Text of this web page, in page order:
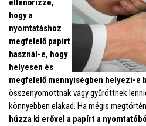
ellenőrizze,
hogy a
nyomtatáshoz
megfelelő papírt
használ-e, hogy
helyesen és
megfelelő mennyiségben helyezi-e
összenyomottnak vagy gyűröttnek
könnyebben elakad. Ha mégis
húzza ki erővel a papírt a